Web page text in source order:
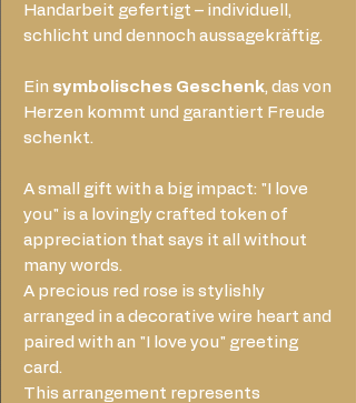
Handarbeit gefertigt – individuell,
schlicht und dennoch aussagekräftig.
Ein symbolisches Geschenk, das von
Herzen kommt und garantiert Freude
schenkt.
A small gift with a big impact: "I love
you" is a lovingly crafted token of
appreciation that says it all without
many words.
A precious red rose is stylishly
arranged in a decorative wire heart and
paired with an "I love you" greeting
card.
This arrangement represents